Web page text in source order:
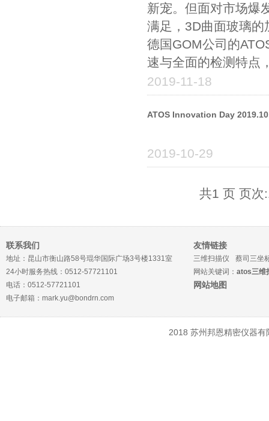
新宠。但面对市场爆
满足，3D曲面玻璃
德国GOM公司的
速与全面的检测特点
2019-11-18
ATOS Innovation Day
2019-10-29
共1 页 页次
联系我们
地址：昆山市衡山路58号琨华国际广场3号楼1331室
24小时服务热线：0512-57721101
电话：0512-57721101
电子邮箱：mark.yu@bondrn.com
友情链接
三维扫描仪
蔡司三坐
网站关键词： atos三维
网站地图
2018 苏州邦恩精密仪器